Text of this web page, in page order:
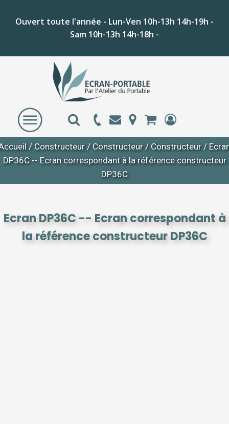
Ouvert toute l'année - Lun-Ven 10h-13h 14h-19h -
Sam 10h-13h 14h-18h -
/ Constructeur / Constructeur / Constructeur /
DP36C -- Ecran correspondant à la référence constructeur
DP36C
Ecran DP36C -- Ecran correspondant à
la référence constructeur DP36C